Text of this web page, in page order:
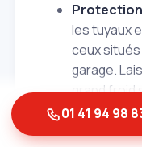
les tuyaux
ceux situés
garage.
grand froid
Attention
01 41 94 98